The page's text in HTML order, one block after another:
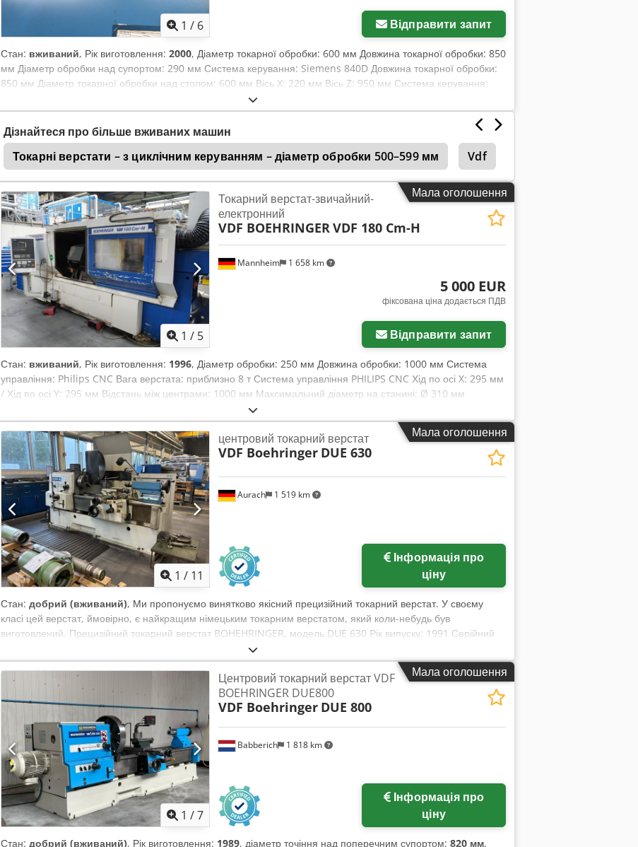
1 / 6 Відправити запит
Стан: вживаний, Рік виготовлення: 2000, Діаметр токарної обробки: 600 мм Довжина токарної обробки: 850
мм Діаметр обробки над супортом: 290 мм Система керування: Siemens 840D Довжина токарної обробки:
850 мм Діаметр токарної обробки над столом: 600 мм Вісь X: 220 мм Вісь Z: 950 мм Система керування:
Siemens 840D Швидкість обертання шпинделя: 0–4500 об/хв Інструментальний револьвер: 2 шт.
Codpeydfpdsfx Alnoha Шпиндельний отвір: 65 мм Діаметр обробки: 290 мм Швидкість подачі по осях X/Y:
25 м/хв Швидкість швидкого переміщення по осях X/Z: 25 м/хв Робоча висота: 1200 мм
Дізнайтеся про більше вживаних машин
Токарні верстати – з циклічним керуванням – діаметр обробки 500–599 мм
Vdf
Мала оголошення
1 / 5
Mannheim 1 658 km
Токарний верстат-звичайний-
електронний
VDF BOEHRINGER VDF 180 Cm-H
5 000 EUR
фіксована ціна додається ПДВ
Відправити запит
Стан: вживаний, Рік виготовлення: 1996, Діаметр обробки: 250 мм Довжина обробки: 1000 мм Система
управління: Philips CNC Вага верстата: приблизно 8 т Система управління PHILIPS CNC Хід по осі X: 295 мм
/ Хід по осі Y: 295 мм Відстань між центрами: 1000 мм Максимальний діаметр на станині: Ø 310 мм
Максимальний діаметр при токарній обробці: Ø 250 мм Максимальна швидкість обертання: 4500 об/хв
Діаметр отвору шпинделя: Ø 78 мм Codsyan R Aspfx Alneha Револьверна головка з 8 інструментами Вага:
приблизно 8 т
Мала оголошення
1 / 11
Aurach 1 519 km
центровий токарний верстат
VDF Boehringer DUE 630
ціну
Стан: добрий (вживаний), Ми пропонуємо винятково якісний прецизійний токарний верстат. У своєму
класі цей верстат, ймовірно, є найкращим німецьким токарним верстатом, який коли-небудь був
виготовлений. Прецизійний токарний верстат BOHEHRINGER, модель DUE 630 Рік випуску: 1991 Серійний
номер: 1032.1239-08 Висота між центрами: 320 мм Максимальний діаметр обробки над станиною: 640 мм
Відстань між центрами: приблизно 1200 мм Ефективна довжина обробки: приблизно 1000 мм Діаметр
проходу прутка: 62 мм Chodpfx Aljzlm Ucjnja Шпиндель: DIN 55022, розмір 8 Потужність приводу: 24 кВт
Максимальний крутний момент: 2000 Нм 24 швидкості обертання: 9 – 1800 об/хв 60 програмних подач по
радіусу: 0,03 – 28 мм/об 60 програмних подач по осі: 0,06 – 56 мм/об Необхідна площа: Д х Ш, приблизно
4000 x 1525 мм Вага: приблизно 4500 кг Аксесуари: - Цифровий дисплей з 3 осями HEIDENHAIN - Базовий
тримач інструменту Parat - Система охолодження - Захисна задня стінка для стружки - Токарний патрон T
315 мм, у комплекті з різними кулачками - Захисний кожух для направляючої опори шпинделя - Машинний
світильник - Інструкція з експлуатації - Електрична схема - Швидкий хід по поздовжній та поперечній опорах
Стан: Перед відправкою верстат буде повністю перевірений технічно, і за бажанням його можна оглянути в
робочому стані. Направляючі станини знаходяться в хорошому стані.
Мала оголошення
1 /7
Babberich 1 818 km
Центровий токарний верстат VDF
BOEHRINGER DUE800
VDF Boehringer DUE 800
ціну
Стан: добрий (вживаний), Рік виготовлення: 1989, діаметр точіння над поперечним супортом: 820 мм,